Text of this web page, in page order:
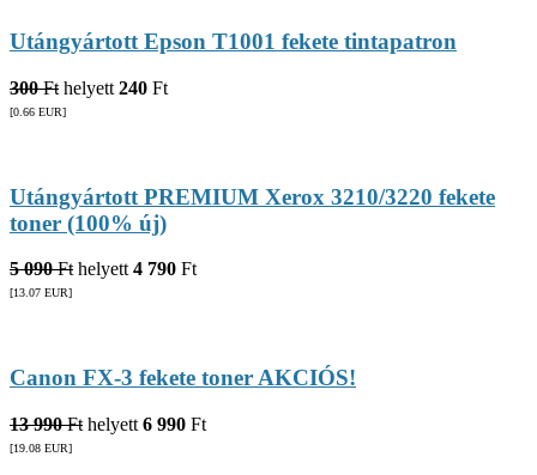
Utángyártott Epson T1001 fekete tintapatron
300 Ft helyett 240 Ft
[0.66 EUR]
Utángyártott PREMIUM Xerox 3210/3220 fekete
toner (100% új)
5 090 Ft helyett 4 790 Ft
[13.07 EUR]
Canon FX-3 fekete toner AKCIÓS!
13 990 Ft helyett 6 990 Ft
[19.08 EUR]